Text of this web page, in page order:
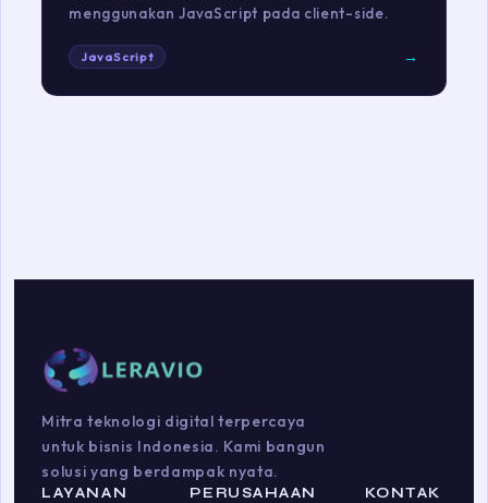
menggunakan JavaScript pada client-side.
JavaScript →
Mitra teknologi digital terpercaya
untuk bisnis Indonesia. Kami bangun
solusi yang berdampak nyata.
LAYANAN PERUSAHAAN KONTAK